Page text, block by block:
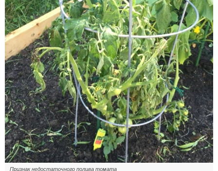
Признак недостаточного полива томата